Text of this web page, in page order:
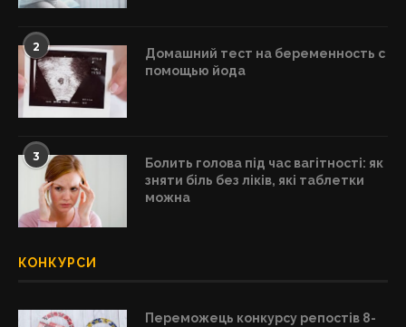
2
Домашний тест на беременность с
помощью йода
3
Болить голова під час вагітності: як
зняти біль без ліків, які таблетки
можна
КОНКУРСИ
Переможець конкурсу репостів 8-